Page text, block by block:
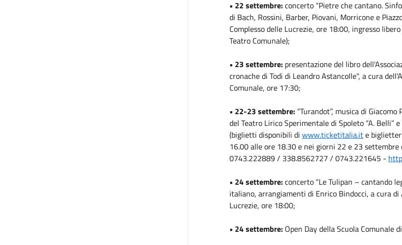
• 22 settembre:concerto “Pietre che cantano.
di Bach, Rossini, Barber, Piovani, Morricone e
Complesso delle Lucrezie, ore 18:00, ingresso
Teatro Comunale);
• 23 settembre: presentazione del libro
cronache di Todi di Leandro Astancolle", a cura
Comunale, ore 17:30;
• 22-23 settembre: “Turandot”, musica di
del Teatro Lirico Sperimentale di Spoleto “A. Belli”
(biglietti disponibili di www.ticketitalia.ite
16.00 alle ore 18.30 e nei giorni 22 e 23
0743.222889 / 338.8562727 / 0743.221645 -
• 24 settembre:concerto “Le Tulipan – cantando
italiano, arrangiamenti di Enrico Bindocci, a cura di
Lucrezie, ore 18:00;
• 24 settembre:Open Day della Scuola Comunale